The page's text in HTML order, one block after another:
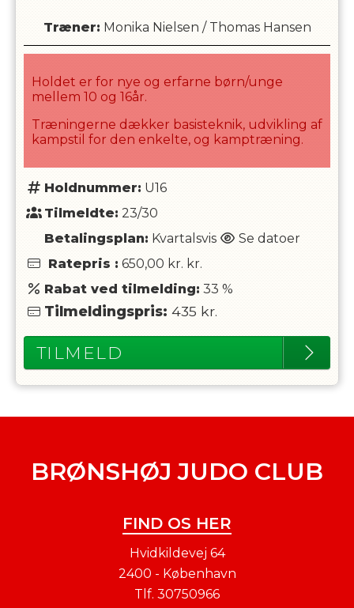
Træner: Monika Nielsen / Thomas Hansen
Holdet er for nye og erfarne børn/unge
mellem 10 og 16år.
Træningerne dækker basisteknik, udvikling af
kampstil for den enkelte, og kamptræning.
Holdnummer: U16
Tilmeldte: 23/30
Betalingsplan: Kvartalsvis
Se datoer
Ratepris : 650,00 kr. kr.
Rabat ved tilmelding: 33 %
Tilmeldingspris: 435 kr.
TILMELD
BRØNSHØJ JUDO CLUB
FIND OS HER
Hvidkildevej 64
2400 - København
Tlf. 30750966